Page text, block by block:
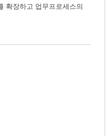
확장하고 업무프로세스의